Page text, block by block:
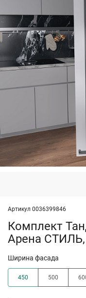
Артикул 0036399846
Комплект
Арена
Ширина фасада
450 500